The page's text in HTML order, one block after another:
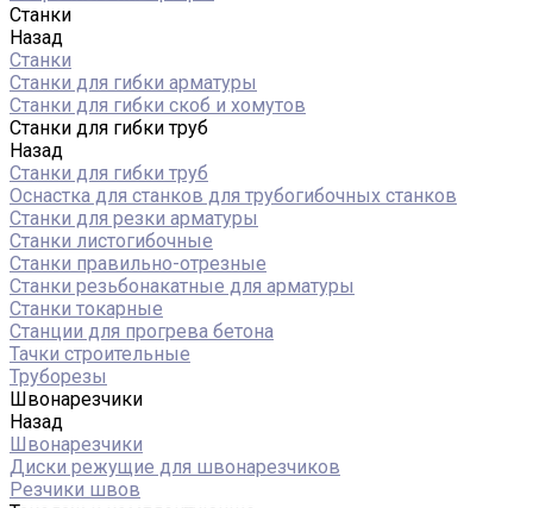
Станки
Назад
Станки
Станки для гибки арматуры
Станки для гибки скоб и хомутов
Станки для гибки труб
Назад
Станки для гибки труб
Оснастка для станков для трубогибочных станков
Станки для резки арматуры
Станки листогибочные
Станки правильно-отрезные
Станки резьбонакатные для арматуры
Станки токарные
Станции для прогрева бетона
Тачки строительные
Труборезы
Швонарезчики
Назад
Швонарезчики
Диски режущие для швонарезчиков
Резчики швов